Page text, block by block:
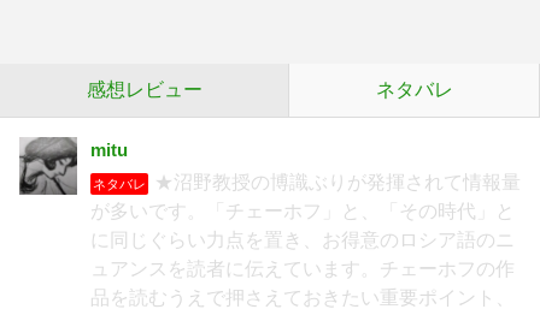
感想レビュー ネタバレ
mitu
ネタバレ
★沼野教授の博識ぶりが発揮されて情報量
が多いです。「チェーホフ」と、「その時代」と
に同じぐらい力点を置き、お得意のロシア語のニ
ュアンスを読者に伝えています。チェーホフの作
品を読むうえで押さえておきたい重要ポイント、